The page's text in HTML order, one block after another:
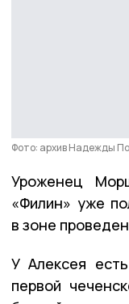
Фото: архив Надежды
Уроженец
«Филин» уже
в зоне
У Алексея
первой